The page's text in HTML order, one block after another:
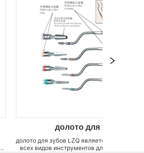
долото для зубов
LZQ является фабрикой OEM для
для подъема пазухи и